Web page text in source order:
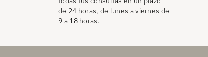
de 24 horas, de lunes a viernes de
9 a 18 horas.